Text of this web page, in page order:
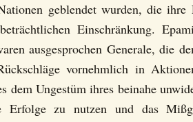
geblendet wurden, die
Einschränkung.
ausgesprochen Generale, die
vornehmlich in
dem Ungestüm ihres beinahe
Erfolge zu nutzen und das